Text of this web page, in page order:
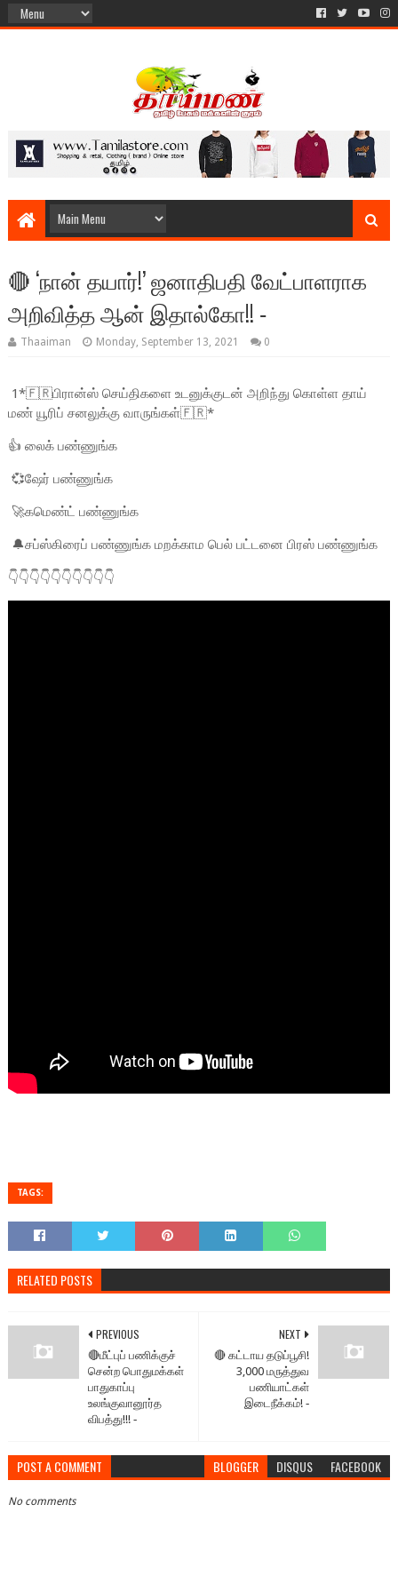
🔴 ‘நான் தயார்!’ ஜனாதிபதி வேட்பாளராக
அறிவித்த ஆன் இதால்கோ!! ‐
Thaaiman Monday, September 13, 2021 0
1*🇫🇷பிரான்ஸ் செய்திகளை உடனுக்குடன் அறிந்து கொள்ள தாய்
மண் யூரிப் சனலுக்கு வாருங்கள்🇫🇷*
👍 லைக் பண்ணுங்க
💞ஷேர் பண்ணுங்க
🚀கமெண்ட் பண்ணுங்க
🔔சப்ஸ்கிரைப் பண்ணுங்க மறக்காம பெல் பட்டனை பிரஸ் பண்ணுங்க
👇👇👇👇👇👇👇👇👇👇
TAGS:
RELATED POSTS
NEXT
🔴 கட்டாய தடுப்பூசி!
3,000 மருத்துவ
பணியாட்கள்
இடைநீக்கம்! ‐
PREVIOUS
🔴மீட்புப் பணிக்குச்
சென்ற பொதுமக்கள்
பாதுகாப்பு
உலங்குவானூர்த
விபத்து!!! ‐
POST A COMMENT BLOGGER DISQUS FACEBOOK
No comments